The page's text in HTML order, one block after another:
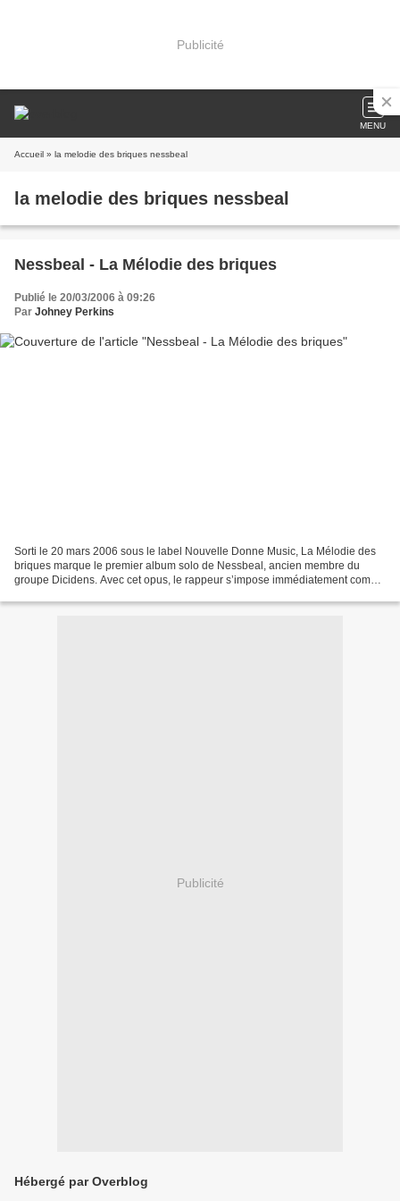
Publicité
MENU
Accueil » la melodie des briques nessbeal
la melodie des briques nessbeal
Nessbeal - La Mélodie des briques
Publié le 20/03/2006 à 09:26
Par Johney Perkins
Sorti le 20 mars 2006 sous le label Nouvelle Donne Music, La Mélodie des
briques marque le premier album solo de Nessbeal, ancien membre du
groupe Dicidens. Avec cet opus, le rappeur s’impose immédiatement comme
Publicité
Hébergé par Overblog